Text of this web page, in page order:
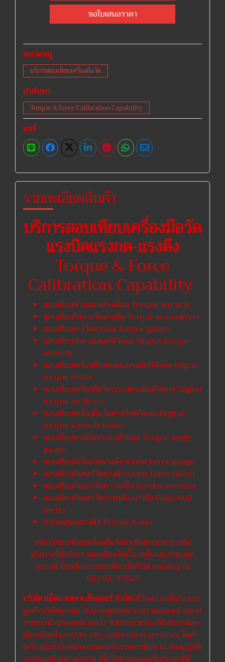
ขอใบเสนอราคา
หมวดหมู่
บริการสอบเทียบเครื่องมือวัด
คำค้นหา
Torque & Force Calibration Capability
แชร์
รายละเอียดสินค้า
บริการสอบเทียบเครื่องมือวัด
แรงบิดแรงกด-แรงดึง
Torque & Force
Calibration Capability
สอบเทียบหัวปะแจปากเลื่อน Torque wrench
สอบเทียบไขควงวัดแรงบิด Torque screwdriver
สอบเทียบเกจ์วัดแรงบิด Torque gauge
สอบเทียบปะแจปอนด์ดิจิตอล Digital torque
wrench
สอบเทียบเครื่องมือทดสอบแรงบิดดิจิตอล Digital
torque tester
สอบเทียบเครื่องมือวิเคราะห์แรงบิดดิจิตอล Digital
torque analyzer
สอบเทียบเครื่องมือวัดแรงบิดดิจิตอล Digital
torque wrench tester
สอบเทียบแรงบิดประแจตัวแอล Torque angle
gauge
สอบเทียบเครื่องวัดแรงดึง-แรงกด Force gauge
สอบเทียบมิเตอร์วัดแรงดึง แรงกด Force meter
สอบเทียบมิเตอร์วัดความแข็ง Hardness meter
สอบเทียบมิเตอร์วัดการผลัก-การดึง Push-Pull
meter
การทดสอบแรงดึง Tensile tester
บริการสอบเทียบเครื่องมือวัดแรงบิดแรงกด-แรงดึง
สามารถให้บริการ สอบเทียบได้ทั้งภายในและภายนอก
สถานที่ ซึ่งหลักการสอบเทียบเป็นไปตามมาตรฐาน
ISO/IEC 17025
บริษัท แอ็ดแวนเทจ เซ็นเตอร์ จำกัดได้รับความเชื่อถือจาก
ลูกค้าบริษัทเอกชน โรงงานอุตสาหกรรมรวมและหน่วยงาน
ราชการทั่วประเทศมากกว่า 300 ราย พร้อมให้บริการสอบ
เทียบถึงหน้างาน On site calibration services วัดค่า
เครื่องมือชั่งถึงหน้างานและบริการสอบเทียบ ณ ห้องปฏิบัติ
การสอบเทียบมาตรฐาน เพื่อวัดค่าและออกใบรับรองให้